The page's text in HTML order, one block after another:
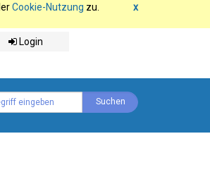
x
Cookie-Nutzung zu.
Login